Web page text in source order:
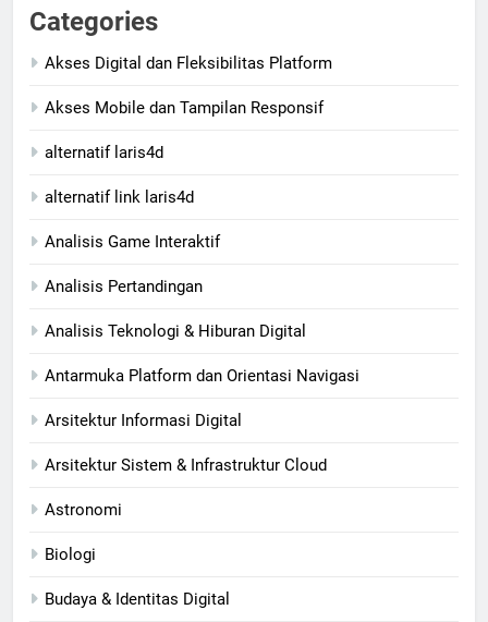
Categories
Akses Digital dan Fleksibilitas Platform
Akses Mobile dan Tampilan Responsif
alternatif laris4d
alternatif link laris4d
Analisis Game Interaktif
Analisis Pertandingan
Analisis Teknologi & Hiburan Digital
Antarmuka Platform dan Orientasi Navigasi
Arsitektur Informasi Digital
Arsitektur Sistem & Infrastruktur Cloud
Astronomi
Biologi
Budaya & Identitas Digital